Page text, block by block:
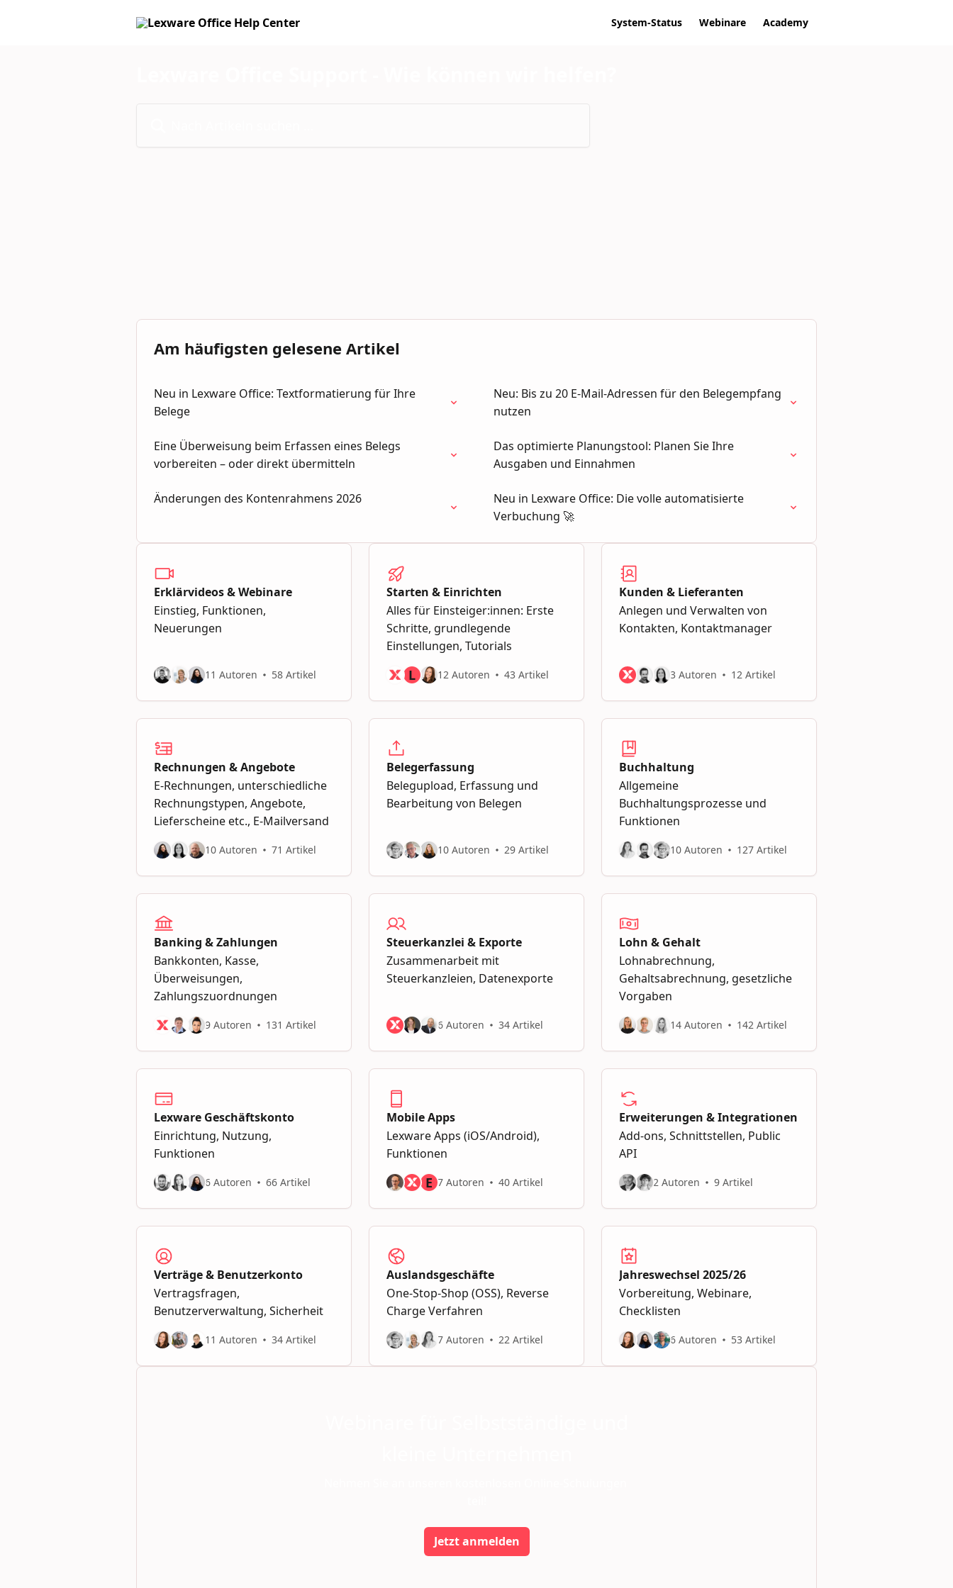
System-Status Webinare Academy
Am häufigsten gelesene Artikel
Neu in Lexware Office: Textformatierung für Ihre
Belege
Neu: Bis zu 20 E-Mail-Adressen für den Belegempfang
nutzen
Eine Überweisung beim Erfassen eines Belegs
vorbereiten – oder direkt übermitteln
Das optimierte Planungstool: Planen Sie Ihre
Ausgaben und Einnahmen
Änderungen des Kontenrahmens 2026
Neu in Lexware Office: Die volle automatisierte
Verbuchung 🚀
Erklärvideos & Webinare
Einstieg, Funktionen,
Neuerungen
11 Autoren 58 Artikel
Starten & Einrichten
Alles für Einsteiger:innen: Erste
Schritte, grundlegende
Einstellungen, Tutorials
L 12 Autoren 43 Artikel
Kunden & Lieferanten
Anlegen und Verwalten von
Kontakten, Kontaktmanager
3 Autoren 12 Artikel
Rechnungen & Angebote
E-Rechnungen, unterschiedliche
Rechnungstypen, Angebote,
Lieferscheine etc., E-Mailversand
10 Autoren 71 Artikel
Belegerfassung
Belegupload, Erfassung und
Bearbeitung von Belegen
10 Autoren 29 Artikel
Buchhaltung
Allgemeine
Buchhaltungsprozesse und
Funktionen
10 Autoren 127 Artikel
Banking & Zahlungen
Bankkonten, Kasse,
Überweisungen,
Zahlungszuordnungen
9 Autoren 131 Artikel
Steuerkanzlei & Exporte
Zusammenarbeit mit
Steuerkanzleien, Datenexporte
6 Autoren 34 Artikel
Lohn & Gehalt
Lohnabrechnung,
Gehaltsabrechnung, gesetzliche
Vorgaben
14 Autoren 142 Artikel
Lexware Geschäftskonto
Einrichtung, Nutzung,
Funktionen
6 Autoren 66 Artikel
Mobile Apps
Lexware Apps (iOS/Android),
Funktionen
E 7 Autoren 40 Artikel
Erweiterungen & Integrationen
Add-ons, Schnittstellen, Public
API
2 Autoren 9 Artikel
Verträge & Benutzerkonto
Vertragsfragen,
Benutzerverwaltung, Sicherheit
11 Autoren 34 Artikel
Auslandsgeschäfte
One-Stop-Shop (OSS), Reverse
Charge Verfahren
7 Autoren 22 Artikel
Jahreswechsel 2025/26
Vorbereitung, Webinare,
Checklisten
6 Autoren 53 Artikel
Jetzt anmelden